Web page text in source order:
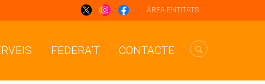
ÁREA ENTITATS
FEDERA’T CONTACTE